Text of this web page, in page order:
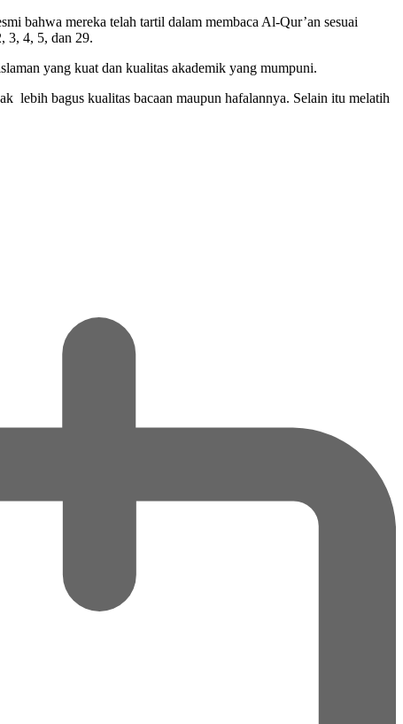
bahwa mereka telah tartil dalam membaca Al-Qur’an sesuai
3, 4, 5, dan 29.
yang kuat dan kualitas akademik yang mumpuni.
lebih bagus kualitas bacaan maupun hafalannya. Selain itu melatih